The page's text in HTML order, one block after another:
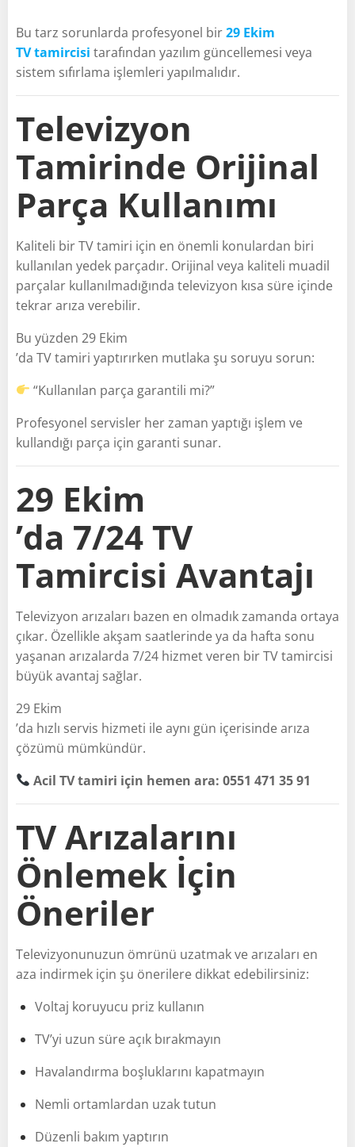
Bu tarz sorunlarda profesyonel bir29 Ekim
TV tamircisi tarafından yazılım güncellemesi veya
sistem sıfırlama işlemleri yapılmalıdır.
Televizyon
Tamirinde Orijinal
Parça Kullanımı
Kaliteli bir TV tamiri için en önemli konulardan biri
kullanılan yedek parçadır. Orijinal veya kaliteli muadil
parçalar kullanılmadığında televizyon kısa süre içinde
tekrar arıza verebilir.
Bu yüzden 29 Ekim
’da TV tamiri yaptırırken mutlaka şu soruyu sorun:
“Kullanılan parça garantili mi?”
Profesyonel servisler her zaman yaptığı işlem ve
kullandığı parça için garanti sunar.
29 Ekim
’da 7/24 TV
Tamircisi Avantajı
Televizyon arızaları bazen en olmadık zamanda ortaya
çıkar. Özellikle akşam saatlerinde ya da hafta sonu
yaşanan arızalarda 7/24 hizmet veren bir TV tamircisi
büyük avantaj sağlar.
29 Ekim
’da hızlı servis hizmeti ile aynı gün içerisinde arıza
çözümü mümkündür.
Acil TV tamiri için hemen ara: 0551 471 35 91
TV Arızalarını
Önlemek İçin
Öneriler
Televizyonunuzun ömrünü uzatmak ve arızaları en
aza indirmek için şu önerilere dikkat edebilirsiniz:
Voltaj koruyucu priz kullanın
TV’yi uzun süre açık bırakmayın
Havalandırma boşluklarını kapatmayın
Nemli ortamlardan uzak tutun
Düzenli bakım yaptırın